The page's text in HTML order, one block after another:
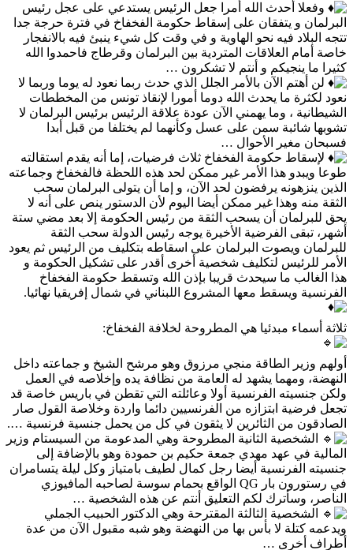
وفعلا أحدث الله أمرا جعل الرئيس يستدعي على عجل رئيس
البرلمان و يتفقان على إسقاط حكومة الفخفاخ في فترة حرجة جدا
تتجه البلاد فيه نحو الهاوية و في وقت كل شيء ينبئ فيه بالانفجار
خاصة أمام العلاقات المتردية بين البرلمان وقرطاج فاحمدوا الله
كثيرا ما ينجيكم و أنتم لا تشكرون …
لن أهتم الآن بالأمر الجلل الذي حدث ربما نعود له يوما وربما لا
نعود لكثرة ما يحدث الله دوما أمورا لإنقاذ تونس من المخططات
الشيطانية ، وما يهمني الآن عودة علاقة الرئيس برئيس البرلمان لا
تشوبها شائبة سمن على عسل وكأنهما لم يختلفا من قبل أبدا
فسبحان مغير الأحوال …
لإسقاط حكومة الفخفاخ ثلاث فرضيات، إما أنه يقدم استقالته
طوعا ويبدو هذا الأمر غير ممكن لحد هذه اللحظة فالفخفاخ وجماعته
الذين ينزهونه يرفضون لحد الآن، و إما أن يتولى البرلمان سحب
الثقة منه وهذا غير ممكن أيضا اليوم لأن الدستور ينص على أنه لا
يحق للبرلمان أن يسحب الثقة من رئيس الحكومة إلا بعد مضي ستة
أشهر، تبقى الفرضية الأخيرة يوجه رئيس الدولة سحب الثقة
للبرلمان ويصوت البرلمان على اسقاطه بتكليف من الرئيس ثم يعود
الأمر للرئيس لتكليف شخصية أخرى أقدر على تشكيل الحكومة و
هذا الغالب ما سيحدث قريبا بإذن الله وتسقط حكومة الفخفاخ
الفرنسية ويسقط معها المشروع اللبناني في شمال إفريقيا نهائيا.
ثلاثة أسماء مبدئيا هي المطروحة لخلافة الفخفاخ:
أولهم وزير الطاقة منجي مرزوق وهو مرشح الشيخ و جماعته داخل
النهضة، ومهما يشهد له العامة من نظافة يده وإخلاصه في العمل
ولكن جنسيته الفرنسية أولا وعائلته التي تقطن في باريس خاصة قد
تجعل فرضية ابتزازه من الفرنسيين دائما واردة وخلاصة القول صار
الصادقون من الثائرين لا يثقون في كل من يحمل جنسية فرنسية ….
الشخصية الثانية المطروحة وهي المدعومة من السيستام وزير
المالية في عهد مهدي جمعة حكيم بن حمودة وهو بالإضافة إلى
جنسيته الفرنسية أيضا رجل كمال لطيف بامتياز وكل ليلة يتسامران
في رستورون بار QG الواقع بحمام سوسة لصاحبه المافيوزي
الناصر، وسأترك لكم التعليق أنتم عن هذه الشخصية …
الشخصية الثالثة المقترحة وهي الدكتور الحبيب الجملي
ويدعمه كتلة لا بأس بها من النهضة وهو شبه مقبول الآن من عدة
أطراف أخرى …